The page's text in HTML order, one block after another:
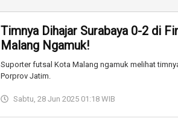
Timnya Dihajar Surabaya 0-2 di
Malang Ngamuk!
Suporter futsal Kota Malang ngamuk melihat
Porprov Jatim.
Sabtu, 28 Jun 2025 01:18 WIB